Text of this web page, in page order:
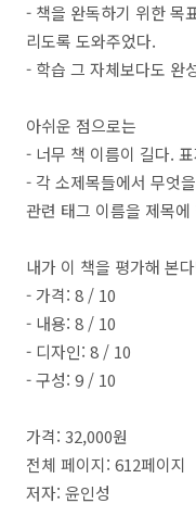
- 책을 완독하기 위한 목
리도록 도와주었다.
- 학습 그 자체보다도 완
아쉬운 점으로는
- 너무 책 이름이 길다.
- 각 소제목들에서 무엇
관련 태그 이름을 제목
내가 이 책을 평가해 본
- 가격: 8 / 10
- 내용: 8 / 10
- 디자인: 8 / 10
- 구성: 9 / 10
가격: 32,000원
전체 페이지: 612페이지
저자: 윤인성